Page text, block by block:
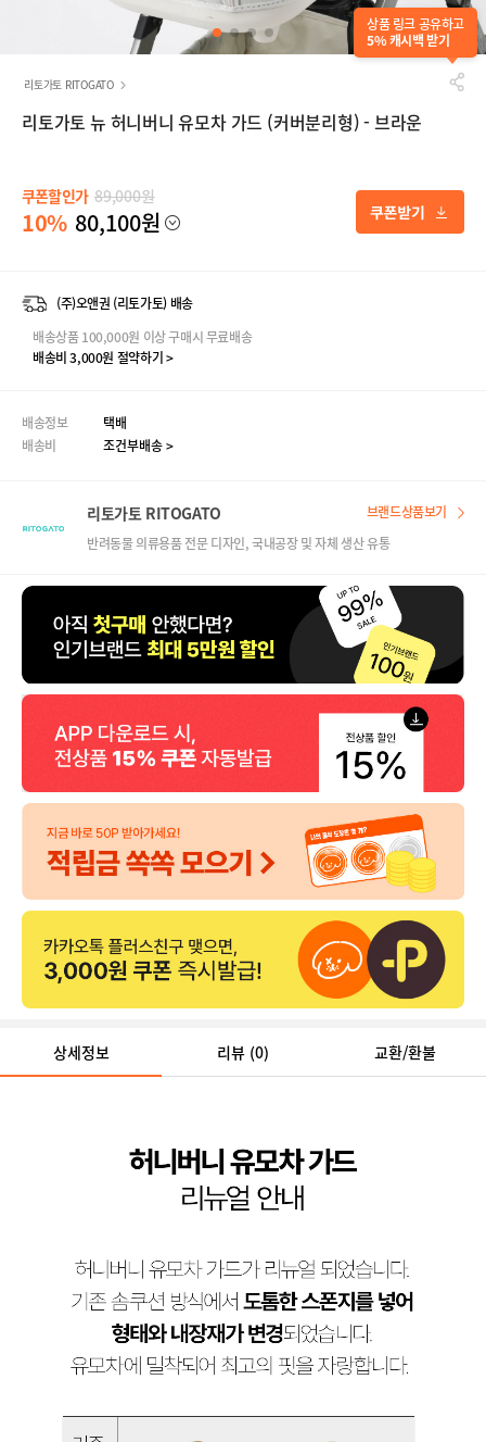
상품 링크 공유하고
5% 캐시백 받기
리토가토 RITOGATO
리토가토 뉴 허니버니 유모차 가드 (커버분리형) - 브라운
쿠폰할인가 89,000원
10% 80,100원
(주)오앤권 (리토가토) 배송
배송상품 100,000원 이상 구매시 무료배송
배송비 3,000원 절약하기 >
배송정보
택배
배송비
조건부배송 >
리토가토 RITOGATO
반려동물 의류용품 전문 디자인, 국내공장 및 자체 생산 유통
브랜드상품보기
상세정보 리뷰 (0) 교환/환불